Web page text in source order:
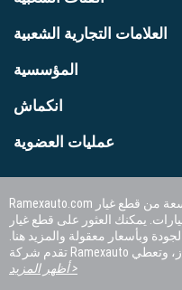
العلامات التجارية الشعبية
المؤسسية
انكماش
عمليات العضوية
Ramexauto.com هو متجر على الإنترنت يتميز بمجموعة واسعة من قطع غيار
يمكنك العثور على قطع غيار
وبأسعار معقولة والمزيد هنا.
تقدم شركة Ramexauto حلولاً خاصة لكل علامة تجارية وطراز، وتعطي
أظهر المزيد >